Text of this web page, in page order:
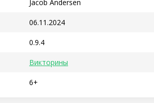
Jacob Andersen
06.11.2024
0.9.4
Викторины
6+